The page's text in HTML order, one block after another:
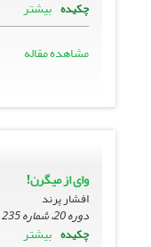
چکیده بیشتر
مشاهده مقاله
وای از میگرن!
افشار پرند
دوره 20، شماره 235 ، مهر 1390
چکیده بیشتر